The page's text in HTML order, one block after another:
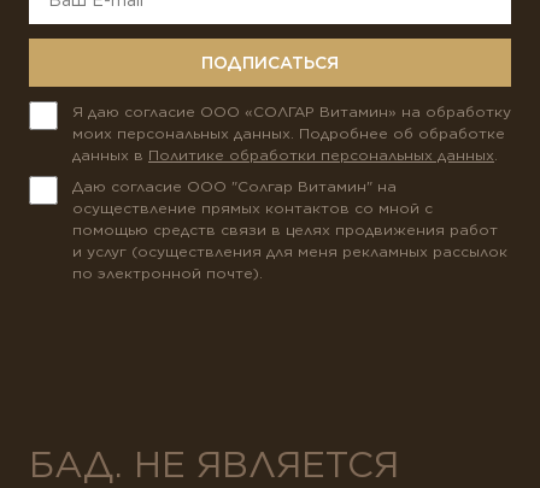
ПОДПИСАТЬСЯ
Я даю согласие ООО «СОЛГАР Витамин» на обработку
моих персональных данных. Подробнее об обработке
данных в Политике обработки персональных данных.
Даю согласие ООО "Солгар Витамин" на
осуществление прямых контактов со мной с
помощью средств связи в целях продвижения работ
и услуг (осуществления для меня рекламных рассылок
по электронной почте).
БАД. НЕ ЯВЛЯЕТСЯ